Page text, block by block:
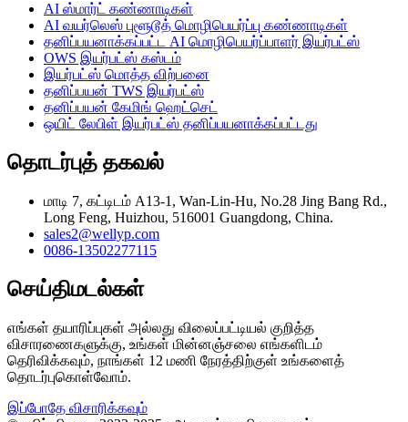
AI ஸ்மார்ட் கண்ணாடிகள்
AI வயர்லெஸ் புளூடூத் மொழிபெயர்ப்பு கண்ணாடிகள்
தனிப்பயனாக்கப்பட்ட AI மொழிபெயர்ப்பாளர் இயர்பட்ஸ்
OWS இயர்பட்ஸ் கஸ்டம்
இயர்பட்ஸ் மொத்த விற்பனை
தனிப்பயன் TWS இயர்பட்ஸ்
தனிப்பயன் கேமிங் ஹெட்செட்
ஒயிட் லேபிள் இயர்பட்ஸ் தனிப்பயனாக்கப்பட்டது
தொடர்புத் தகவல்
மாடி 7, கட்டிடம் A13-1, Wan-Lin-Hu, No.28 Jing Bang Rd.,
Long Feng, Huizhou, 516001 Guangdong, China.
sales2@wellyp.com
0086-13502277115
செய்திமடல்கள்
எங்கள் தயாரிப்புகள் அல்லது விலைப்பட்டியல் குறித்த
விசாரணைகளுக்கு, உங்கள் மின்னஞ்சலை எங்களிடம்
தெரிவிக்கவும், நாங்கள் 12 மணி நேரத்திற்குள் உங்களைத்
தொடர்புகொள்வோம்.
இப்போதே விசாரிக்கவும்